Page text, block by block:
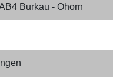
Burkau - Ohorn